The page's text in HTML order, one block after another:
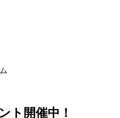
ト開催中！